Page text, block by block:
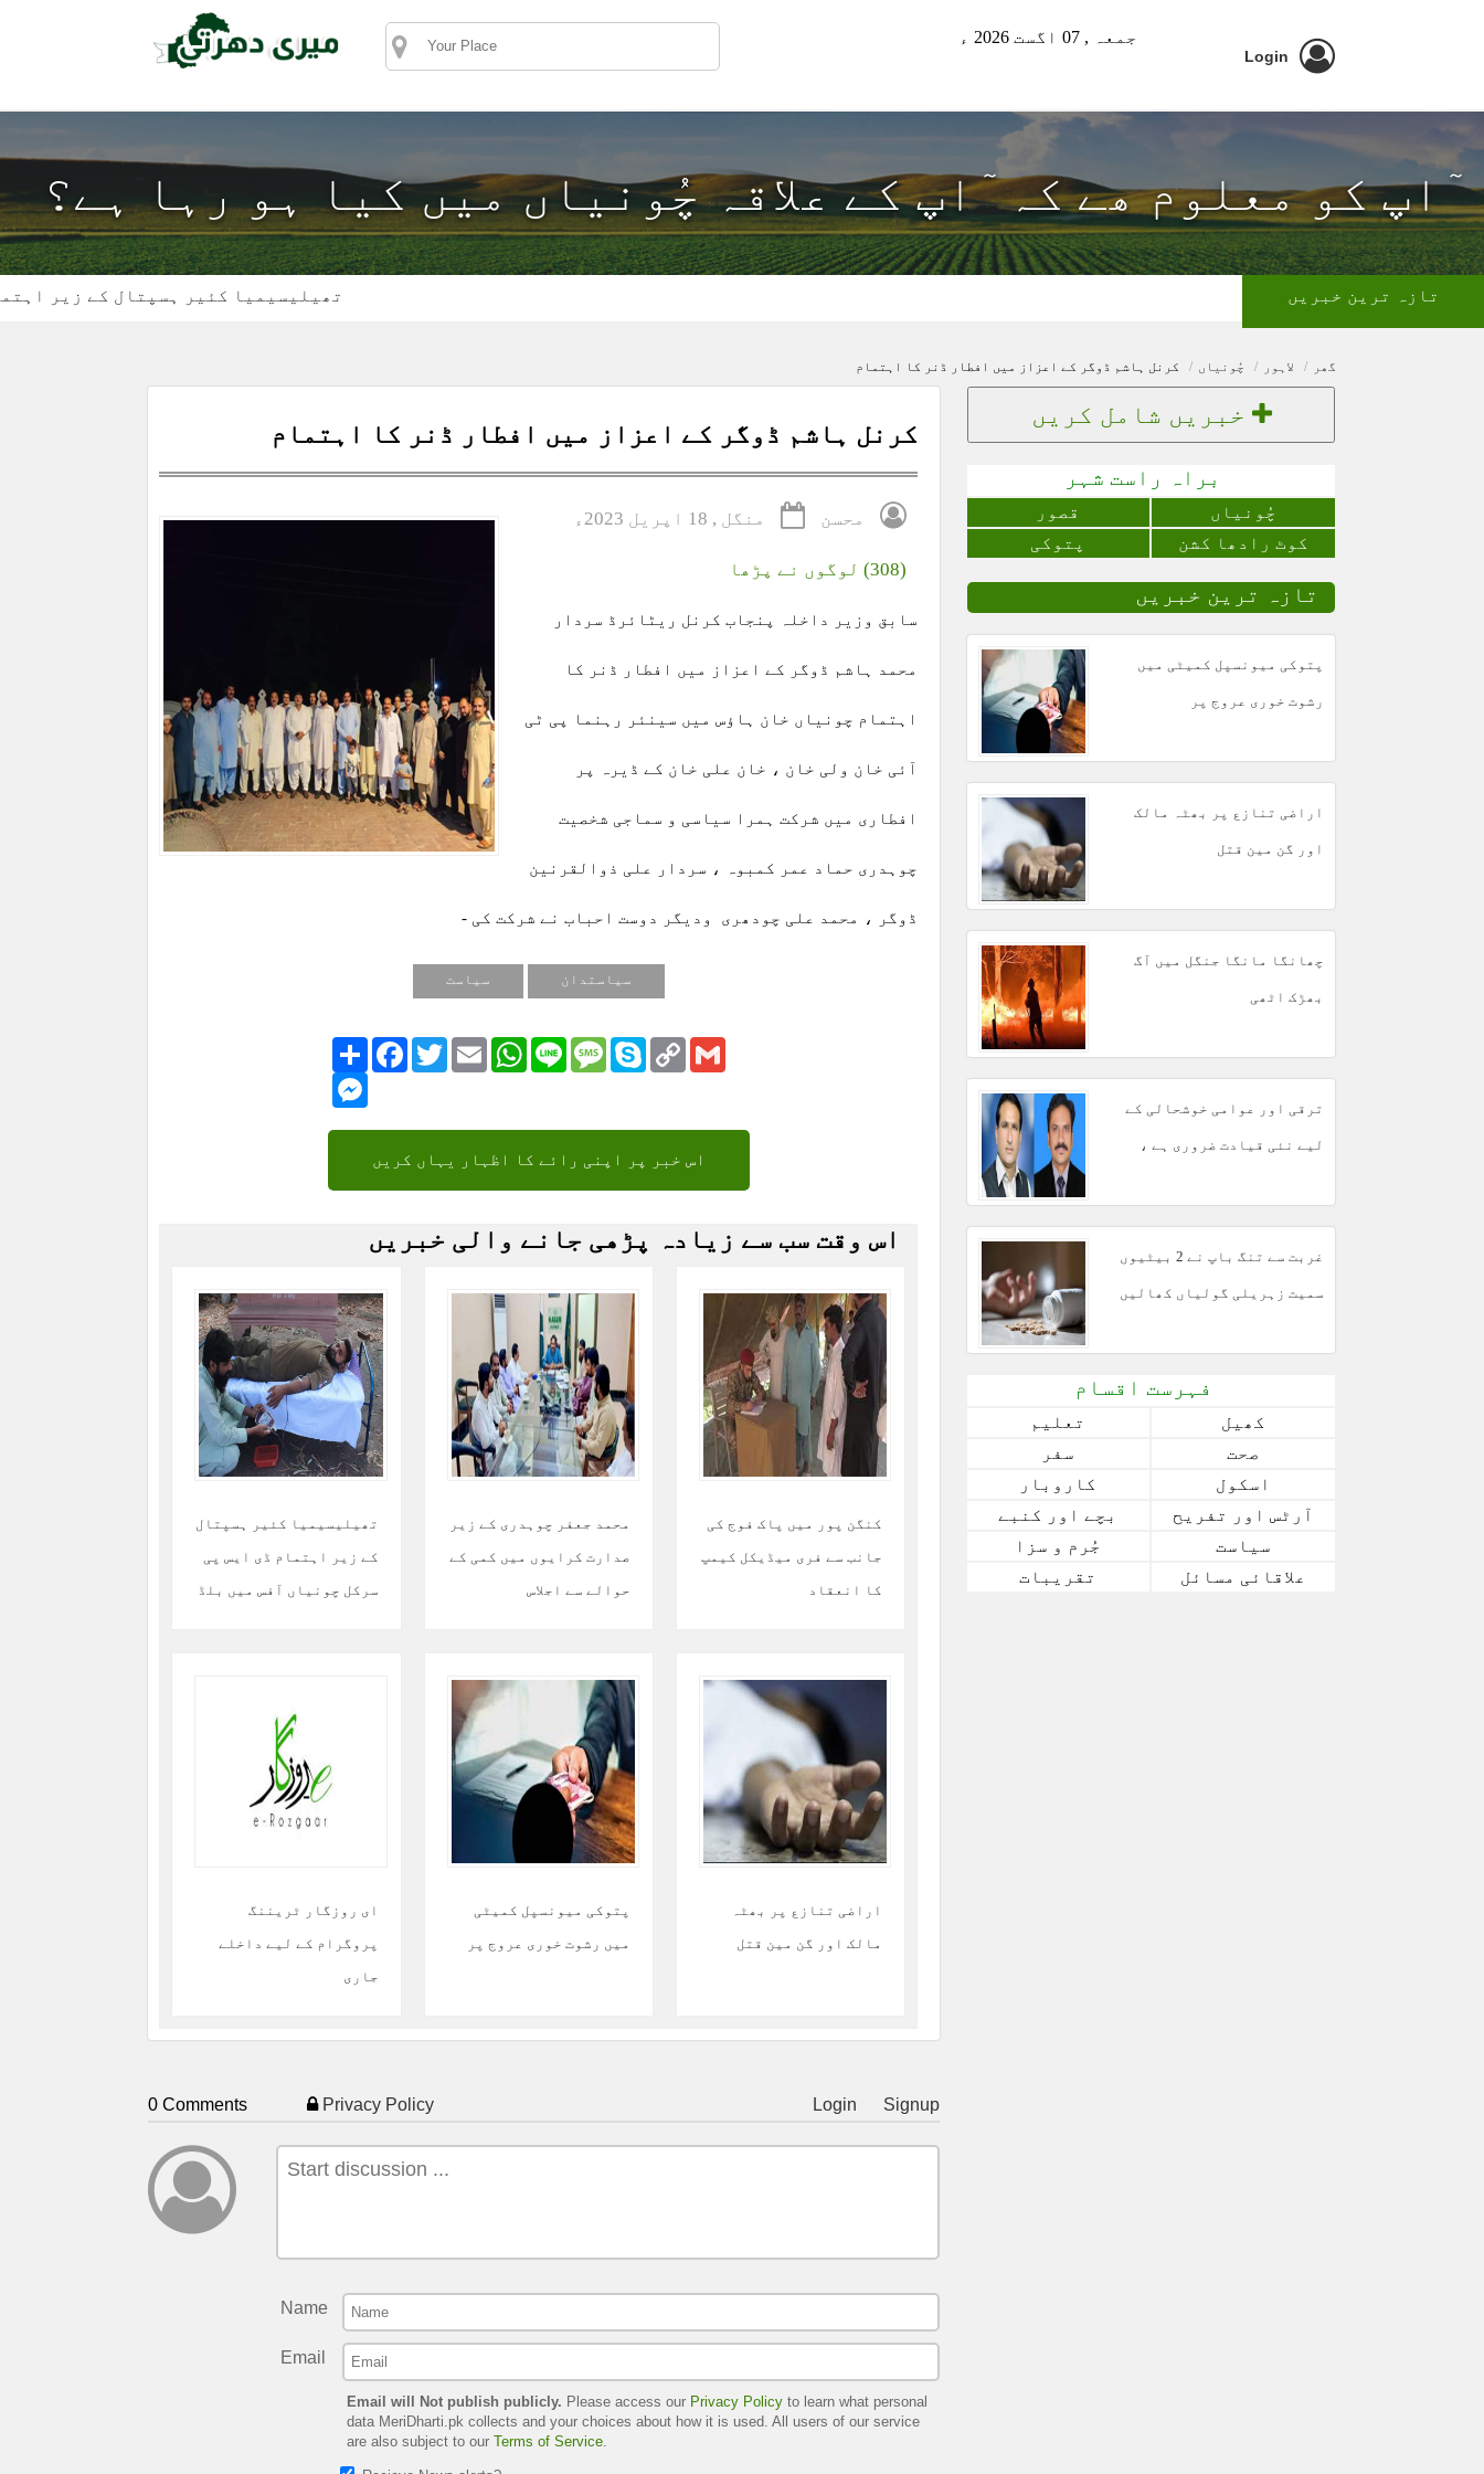
جمعہ , 07 اگست 2026 ء
Login
ٓاپ کو معلوم ھے کہ ٓاپ کے علاقہ چُونياں میں کیا ہو رہا ہے؟
تھیلیسیمیا کئیر ہسپتال کے زیر اہتمام تازہ ترین خبریں
گھر لاہور چُونياں کرنل ہاشم ڈوگر کے اعزاز میں افطار ڈنر کا اہتمام
کرنل ہاشم ڈوگر کے اعزاز میں افطار ڈنر کا اہتمام
محسن منگل , 18 اپریل 2023ء
(308) لوگوں نے پڑھا
سابق وزیر داخلہ پنجاب کرنل ریٹائرڈ سردار
محمد ہاشم ڈوگر کے اعزاز میں افطار ڈنر کا
اہتمام چونیاں خان ہاؤس میں سینئر رہنما پی ٹی
آئی خان ولی خان ، خان علی خان کے ڈیرہ پر
افطاری میں شرکت ہمرا سیاسی و سماجی شخصیت
چوہدری حماد عمر کمبوہ ، سردار علی ذوالقرنین
ڈوگر ، محمد علی چودھری ودیگر دوست احباب نے شرکت کی -
سیاستدان سیاست
ShareFacebook
TwitterEmailWhatsApp
Line Message
SkypeCopy
Link
Gmail
Messenger
اس خبر پر اپنی رائے کا اظہار یہاں کریں
اس وقت سب سے زیادہ پڑھی جانے والی خبریں
تھیلیسیمیا کئیر ہسپتال
کے زیر اہتمام ڈی ایس پی
سرکل چونیاں آفس میں بلڈ
محمد جعفر چوہدری کے زیر
صدارت کرایوں میں کمی کے
حوالے سے اجلاس
کنگن پور میں پاک فوج کی
جانب سے فری میڈیکل کیمپ
کا انعقاد
ای روزگار ٹریننگ
پروگرام کے لیے داخلے
جاری
پتوکی میونسپل کمیٹی
میں رشوت خوری عروج پر
اراضی تنازع پر بھٹہ
مالک اور گن مین قتل
0 Comments Privacy Policy Login Signup
Name
Email
Email will Not publish publicly. Please access our Privacy Policy to learn what personal
data MeriDharti.pk collects and your choices about how it is used. All users of our service
are also subject to ourTerms of Service.
خبریں شامل کریں
براہ راست شہر
چُونياں
قصور
کوٹ رادھا کشن
پتوکی
تازہ ترین خبریں
پتوکی میونسپل کمیٹی میں
رشوت خوری عروج پر
اراضی تنازع پر بھٹہ مالک
اور گن مین قتل
چھانگا مانگا جنگل میں آگ
بھڑک اٹھی
ترقی اور عوامی خوشحالی کے
لیے نئی قیادت ضروری ہے ،
غربت سے تنگ باپ نے 2 بیٹیوں
سمیت زہریلی گولیاں کھالیں
فہرست اقسام
کھیل
تعلیم
صحت
سفر
اسکول
کاروبار
آرٹس اور تفریح
بچے اور کنبے
سیاست
جُرم و سزا
علاقائی مسائل
تقریبات